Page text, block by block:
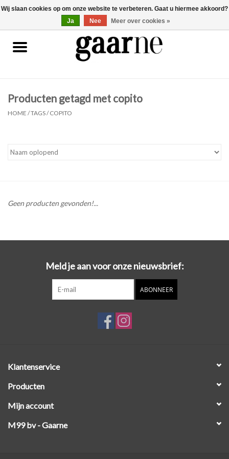
gaarne.be 0 Artikelen - €0,00
Patronen
Producten getagd met copito
HOME /TAGS/COPITO
Geen producten gevonden!...
Meld je aan voor onze nieuwsbrief:
ABONNEER
Klantenservice
Producten
Mijn account
M99 bv - Gaarne
Wij slaan cookies op om onze website te verbeteren. Gaat u hiermee akkoord?
Ja
Nee Meer over cookies »